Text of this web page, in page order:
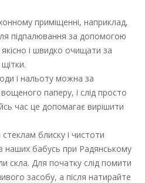
приміщенні, наприклад,
підпалювання за допомогою
і швидко очищати за
і нальоту можна за
паперу, і слід просто
час це допомагає вирішити
блиску і чистоти
наших бабусь при Радянському
скла. Для початку слід помити
засобу, а після натирайте